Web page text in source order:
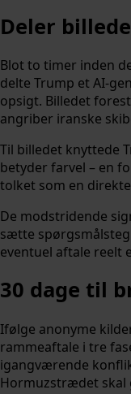
Deler
Blot to timer inden
delte Trump et AI-
opsigt. Billedet
angriber iranske
Til billedet knyttede
betyder farvel – en
tolket som en
De modstridende
sætte
eventuel aftale reelt
30 dage til
Ifølge anonyme
rammeaftale i tre
igangværende
Hormuzstrædet skal